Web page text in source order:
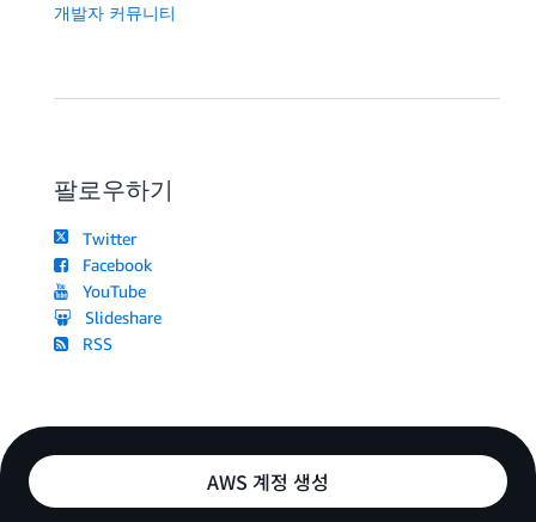
개발자 커뮤니티
팔로우하기
Twitter
Facebook
YouTube
Slideshare
RSS
AWS 계정 생성